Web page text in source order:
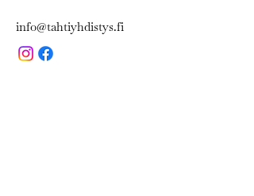
info@tahtiyhdistys.fi